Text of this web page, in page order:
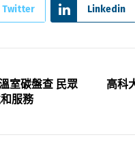
Twitter Linkedin
室碳盤查 民眾
服務
高科